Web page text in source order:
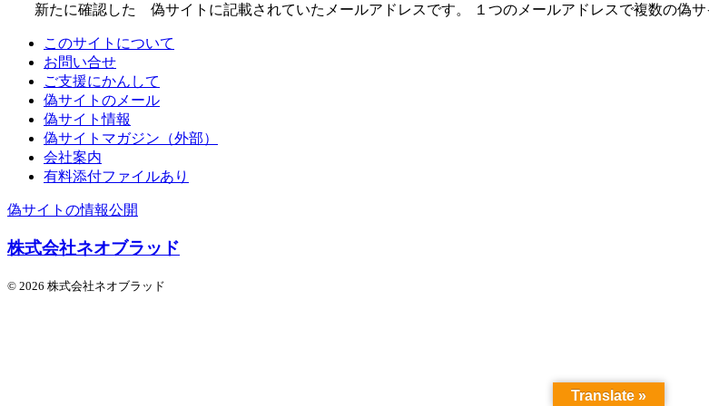
新たに確認した 偽サイトに記載されていたメールアドレスです。 １つのメールアドレスで複数の偽
このサイトについて
お問い合せ
ご支援にかんして
偽サイトのメール
偽サイト情報
偽サイトマガジン（外部）
会社案内
有料添付ファイルあり
偽サイトの情報公開
株式会社ネオブラッド
© 2026 株式会社ネオブラッド
Translate »